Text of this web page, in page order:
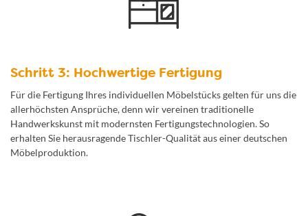
Schritt 3: Hochwertige Fertigung
Für die Fertigung Ihres individuellen Möbelstücks gelten für uns die
allerhöchsten Ansprüche, denn wir vereinen traditionelle
Handwerkskunst mit modernsten Fertigungstechnologien. So
erhalten Sie herausragende Tischler-Qualität aus einer deutschen
Möbelproduktion.